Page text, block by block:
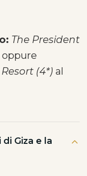
The President
oppure
(4*) al
Giza e la